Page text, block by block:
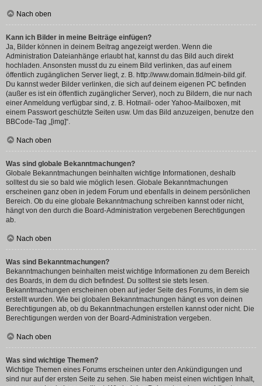
Nach oben
Kann ich Bilder in meine Beiträge einfügen?
Ja, Bilder können in deinem Beitrag angezeigt werden. Wenn die
Administration Dateianhänge erlaubt hat, kannst du das Bild auch direkt
hochladen. Ansonsten musst du zu einem Bild verlinken, das auf einem
öffentlich zugänglichen Server liegt, z. B. http://www.domain.tld/mein-bild.gif.
Du kannst weder Bilder verlinken, die sich auf deinem eigenen PC befinden
(außer es ist ein öffentlich zugänglicher Server), noch zu Bildern, die nur nach
einer Anmeldung verfügbar sind, z. B. Hotmail- oder Yahoo-Mailboxen, mit
einem Passwort geschützte Seiten usw. Um das Bild anzuzeigen, benutze den
BBCode-Tag „[img]“.
Nach oben
Was sind globale Bekanntmachungen?
Globale Bekanntmachungen beinhalten wichtige Informationen, deshalb
solltest du sie so bald wie möglich lesen. Globale Bekanntmachungen
erscheinen ganz oben in jedem Forum und ebenfalls in deinem persönlichen
Bereich. Ob du eine globale Bekanntmachung schreiben kannst oder nicht,
hängt von den durch die Board-Administration vergebenen Berechtigungen
ab.
Nach oben
Was sind Bekanntmachungen?
Bekanntmachungen beinhalten meist wichtige Informationen zu dem Bereich
des Boards, in dem du dich befindest. Du solltest sie stets lesen.
Bekanntmachungen erscheinen oben auf jeder Seite des Forums, in dem sie
erstellt wurden. Wie bei globalen Bekanntmachungen hängt es von deinen
Berechtigungen ab, ob du Bekanntmachungen erstellen kannst oder nicht. Die
Berechtigungen werden von der Board-Administration vergeben.
Nach oben
Was sind wichtige Themen?
Wichtige Themen eines Forums erscheinen unter den Ankündigungen und
sind nur auf der ersten Seite zu sehen. Sie haben meist einen wichtigen Inhalt,